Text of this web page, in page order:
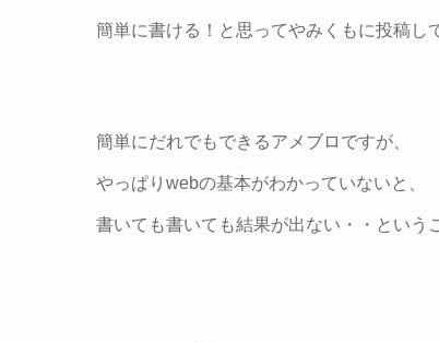
簡単に書ける！と思ってやみくもに投稿し
簡単にだれでもできるアメブロですが、
やっぱりwebの基本がわかっていないと、
書いても書いても結果が出ない ・・という